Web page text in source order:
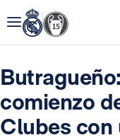
comienzo
Clubes con